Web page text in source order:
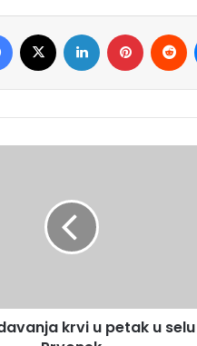
Facebook LinkedIn Pinterest
krvi u petak u selu